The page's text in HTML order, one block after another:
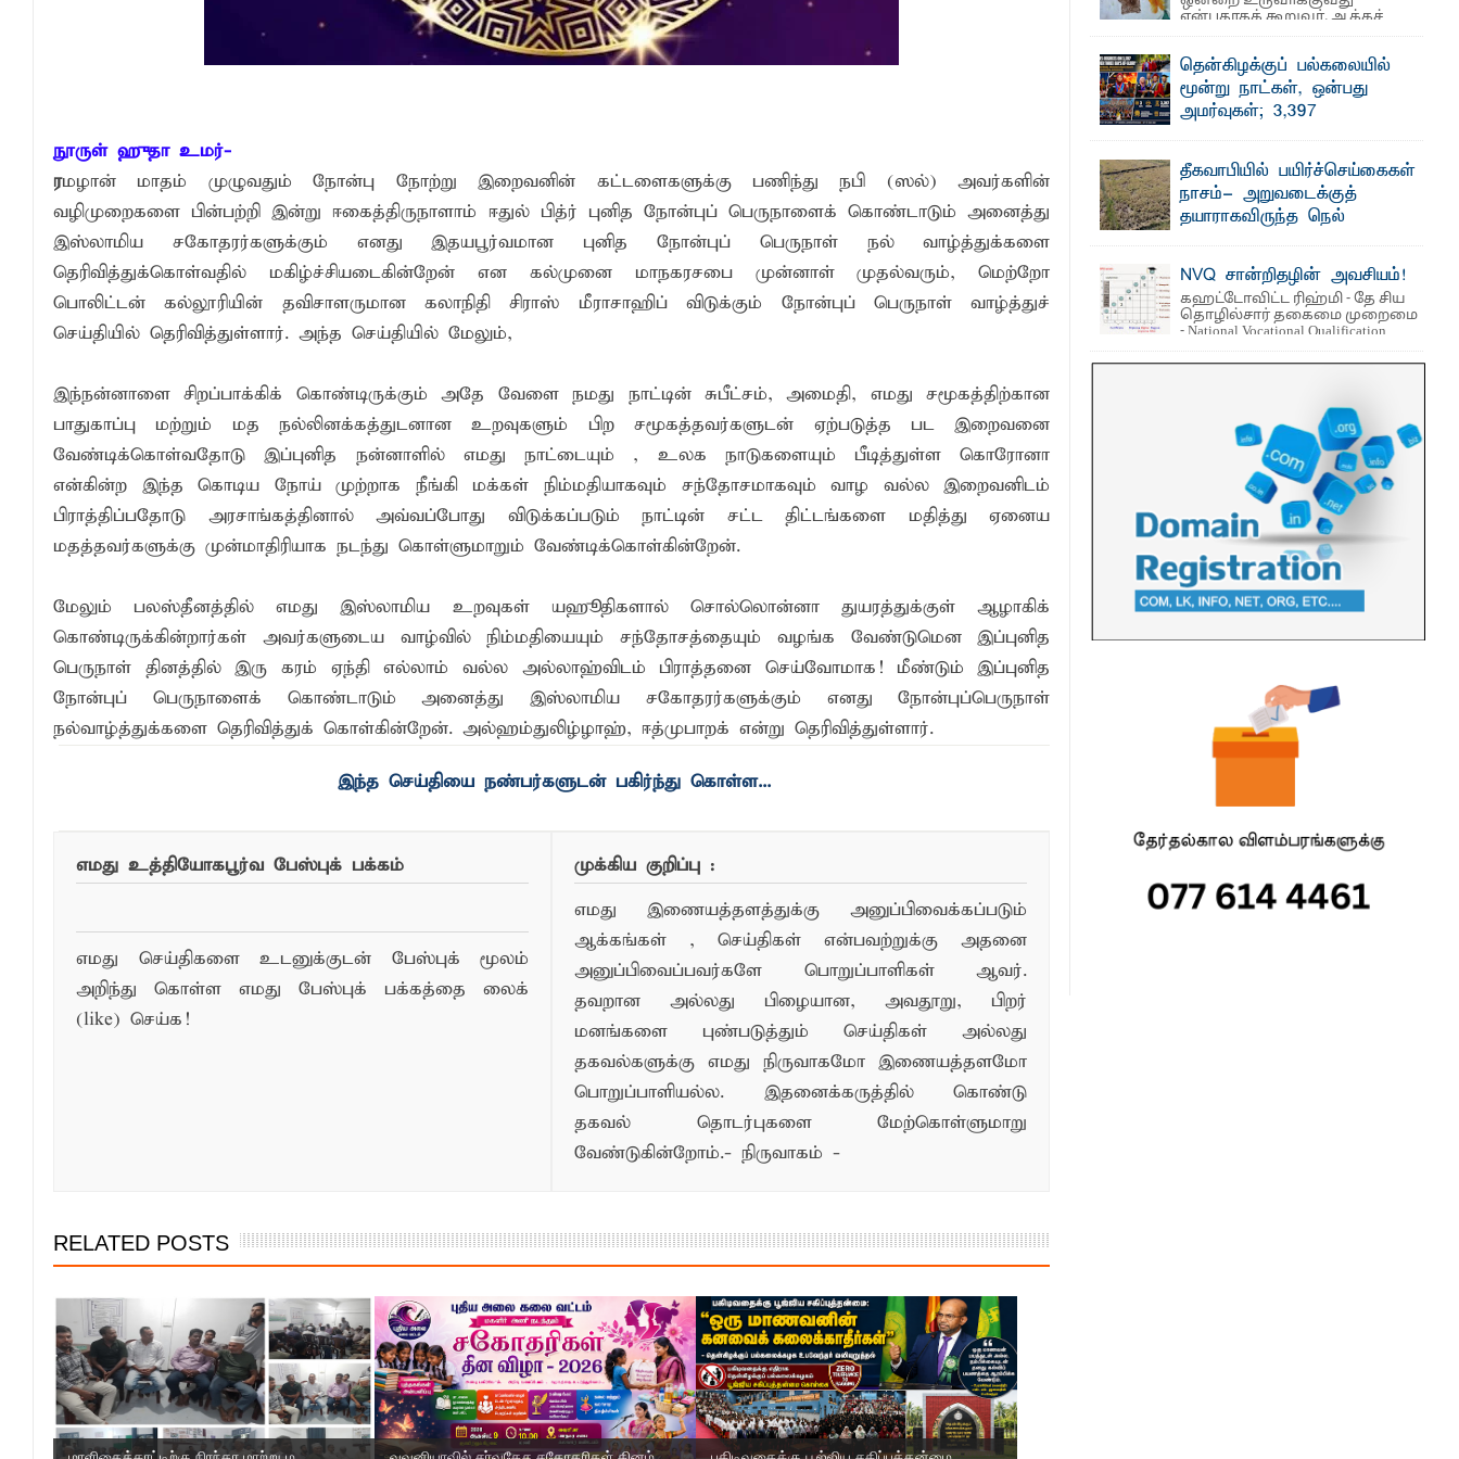
பாரம்பரிய அரசியலுக்கு முற்றுப்புள்ளியா? இடதுசாரிக் கொள்கையை நோக்கி வடகிழக்கு மக்கள்
2026 - 2027 இல் வலுவான El Niño உருவாகிறது: இலங்கை - இந்தியாவுக்கு வறட்சி, வெள்ளம் மற்றும் பருவமழை மாற்றங்களுக்கு முன்கூட்டிய
சுகாதார விதிமுறைகளை மீறிய வியாபாரிகளுக்கு எதிராகச் சட்ட நடவடிக்கை! மனித நுகர்வுக்குப் பொருத்தமற்ற உணவுகள் கைப்பற்றப்பட்டுக் அழிப்பு
நூருள் ஹுதா உமர்-
ரமழான் மாதம் முழுவதும் நோன்பு நோற்று இறைவனின் கட்டளைகளுக்கு பணிந்து நபி (ஸல்) அவர்களின்
வழிமுறைகளை பின்பற்றி இன்று ஈகைத்திருநாளாம் ஈதுல் பித்ர் புனித நோன்புப் பெருநாளைக் கொண்டாடும் அனைத்து
இஸ்லாமிய சகோதரர்களுக்கும் எனது இதயபூர்வமான புனித நோன்புப் பெருநாள் நல் வாழ்த்துக்களை
தெரிவித்துக்கொள்வதில் மகிழ்ச்சியடைகின்றேன் என கல்முனை மாநகரசபை முன்னாள் முதல்வரும், மெற்றோ
பொலிட்டன் கல்லூரியின் தவிசாளருமான கலாநிதி சிராஸ் மீராசாஹிப் விடுக்கும் நோன்புப் பெருநாள் வாழ்த்துச்
செய்தியில் தெரிவித்துள்ளார். அந்த செய்தியில் மேலும்,
இந்நன்னாளை சிறப்பாக்கிக் கொண்டிருக்கும் அதே வேளை நமது நாட்டின் சுபீட்சம், அமைதி, எமது சமூகத்திற்கான
பாதுகாப்பு மற்றும் மத நல்லினக்கத்துடனான உறவுகளும் பிற சமூகத்தவர்களுடன் ஏற்படுத்த பட இறைவனை
வேண்டிக்கொள்வதோடு இப்புனித நன்னாளில் எமது நாட்டையும் , உலக நாடுகளையும் பீடித்துள்ள கொரோனா
என்கின்ற இந்த கொடிய நோய் முற்றாக நீங்கி மக்கள் நிம்மதியாகவும் சந்தோசமாகவும் வாழ வல்ல இறைவனிடம்
பிராத்திப்பதோடு அரசாங்கத்தினால் அவ்வப்போது விடுக்கப்படும் நாட்டின் சட்ட திட்டங்களை மதித்து ஏனைய
மதத்தவர்களுக்கு முன்மாதிரியாக நடந்து கொள்ளுமாறும் வேண்டிக்கொள்கின்றேன்.
மேலும் பலஸ்தீனத்தில் எமது இஸ்லாமிய உறவுகள் யஹூதிகளால் சொல்லொன்னா துயரத்துக்குள் ஆழாகிக்
கொண்டிருக்கின்றார்கள் அவர்களுடைய வாழ்வில் நிம்மதியையும் சந்தோசத்தையும் வழங்க வேண்டுமென இப்புனித
பெருநாள் தினத்தில் இரு கரம் ஏந்தி எல்லாம் வல்ல அல்லாஹ்விடம் பிராத்தனை செய்வோமாக! மீண்டும் இப்புனித
நோன்புப் பெருநாளைக் கொண்டாடும் அனைத்து இஸ்லாமிய சகோதரர்களுக்கும் எனது நோன்புப்பெருநாள்
நல்வாழ்த்துக்களை தெரிவித்துக் கொள்கின்றேன். அல்ஹம்துலிழ்ழாஹ், ஈத்முபாறக் என்று தெரிவித்துள்ளார்.
எமது உத்தியோகபூர்வ பேஸ்புக் பக்கம்
எமது செய்திகளை உடனுக்குடன் பேஸ்புக் மூலம்
அறிந்து கொள்ள எமது பேஸ்புக் பக்கத்தை லைக்
(like) செய்க!
முக்கிய குறிப்பு :
எமது இணையத்தளத்துக்கு அனுப்பிவைக்கப்படும்
ஆக்கங்கள் , செய்திகள் என்பவற்றுக்கு அதனை
அனுப்பிவைப்பவர்களே பொறுப்பாளிகள் ஆவர்.
தவறான அல்லது பிழையான, அவதூறு, பிறர்
மனங்களை புண்படுத்தும் செய்திகள் அல்லது
தகவல்களுக்கு எமது நிருவாகமோ இணையத்தளமோ
பொறுப்பாளியல்ல. இதனைக்கருத்தில் கொண்டு
தகவல் தொடர்புகளை மேற்கொள்ளுமாறு
வேண்டுகின்றோம்.- நிருவாகம் -
RELATED POSTS
என்பதாகக் கூறுவர். ஆக்கச்
சிந்தனை ...
தென்கிழக்குப் பல்கலையில்
மூன்று நாட்கள், ஒன்பது
அமர்வுகள்; 3,397
பட்டதாரிகளுக்கு பட்டங்கள் –
சிறந்த மாணவர்களுக்கு
தங்கப்பதக்கங்கள், நினைவுப் பதக்கங்கள்
மற்றும் சிறப்புப் பரிசுகள்
எம்.வை. அமீர்- ஒ லுவிலில் அமைந்துள்ள
தென்கிழக்குப் பல்கலைக்கழகத்தின்
தீகவாபியில் பயிர்ச்செய்கைகள்
நாசம்- அறுவடைக்குத்
தயாராகவிருந்த நெல்
காட்டு யானைகள்
பாறுக் ஷிஹான்- அ ம்பாறை மாவட்டத்தின்
தீகவாபி பிரதேசத்தில் அறுவடைக்குத்
தயாரான நிலையில் காணப்பட்ட பல ...
NVQ சான்றிதழின் அவசியம்!
கஹட்டோவிட்ட ரிஹ்மி - தே சிய
தொழில்சார் தகைமை முறைமை
- National Vocational Qualification
(NVQ) ...